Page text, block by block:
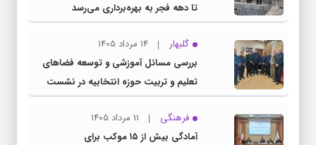
تا دهه فجر به بهره‌برداری می‌رسد
گلبهار
14 مرداد 1405
بررسی مسائل آموزشی و توسعه فضاهای
تعلیم و تربیت حوزه انتخابیه در نشست
مشترک عضو کمیسیون آموزش مجلس با
مدیرکل آموزش و پرورش خراسان رضوی
فرهنگی
11 مرداد 1405
آمادگی بیش از ۱۵ موکب برای